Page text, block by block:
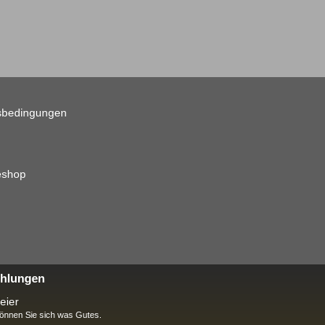
Sie sich was Gutes.